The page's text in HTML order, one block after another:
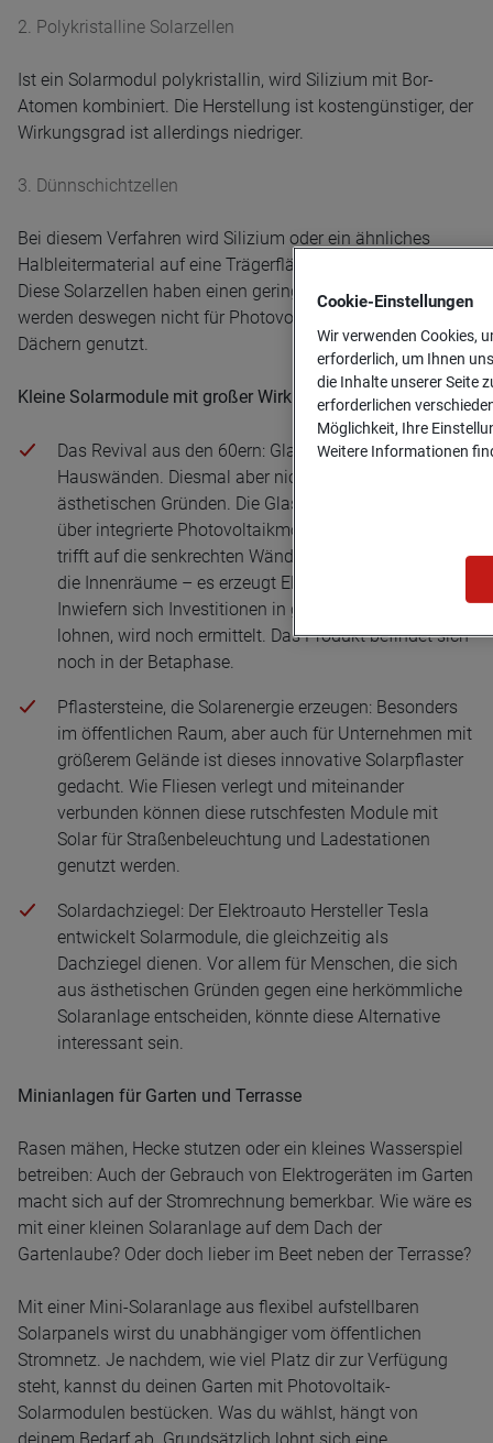
2. Polykristalline Solarzellen
Ist ein Solarmodul polykristallin, wird Silizium mit Bor-
Atomen kombiniert. Die Herstellung ist kostengünstiger, der
Wirkungsgrad ist allerdings niedriger.
3. Dünnschichtzellen
Bei diesem Verfahren wird Silizium oder ein ähnliches
Halbleitermaterial auf eine Trägerfläche aufgedampft.
Diese Solarzellen haben einen geringen Wirkungsgrad und
werden deswegen nicht für Photovoltaikanlagen auf
Dächern genutzt.
Kleine Solarmodule mit großer Wirkung
Das Revival aus den 60ern: Glasbausteine in den
Hauswänden. Diesmal aber nicht nur aus
ästhetischen Gründen. Die Glasbausteine verfügen
über integrierte Photovoltaikmodule. Das Sonnenlicht
trifft auf die senkrechten Wände und erhellt nicht nur
die Innenräume – es erzeugt Elektrizität aus Solar.
Inwiefern sich Investitionen in gläserne Fassaden
lohnen, wird noch ermittelt. Das Produkt befindet sich
noch in der Betaphase.
Pflastersteine, die Solarenergie erzeugen: Besonders
im öffentlichen Raum, aber auch für Unternehmen mit
größerem Gelände ist dieses innovative Solarpflaster
gedacht. Wie Fliesen verlegt und miteinander
verbunden können diese rutschfesten Module mit
Solar für Straßenbeleuchtung und Ladestationen
genutzt werden.
Solardachziegel: Der Elektroauto Hersteller Tesla
entwickelt Solarmodule, die gleichzeitig als
Dachziegel dienen. Vor allem für Menschen, die sich
aus ästhetischen Gründen gegen eine herkömmliche
Solaranlage entscheiden, könnte diese Alternative
interessant sein.
Minianlagen für Garten und Terrasse
Rasen mähen, Hecke stutzen oder ein kleines Wasserspiel
betreiben: Auch der Gebrauch von Elektrogeräten im Garten
macht sich auf der Stromrechnung bemerkbar. Wie wäre es
mit einer kleinen Solaranlage auf dem Dach der
Gartenlaube? Oder doch lieber im Beet neben der Terrasse?
Mit einer Mini-Solaranlage aus flexibel aufstellbaren
Solarpanels wirst du unabhängiger vom öffentlichen
Stromnetz. Je nachdem, wie viel Platz dir zur Verfügung
steht, kannst du deinen Garten mit Photovoltaik-
Solarmodulen bestücken. Was du wählst, hängt von
Cookie-­Einstellungen
Wir verwenden Cookies,
erforderlich, um Ihnen
die Inhalte unserer Seite
erforderlichen
Möglichkeit, Ihre
Weitere Informationen